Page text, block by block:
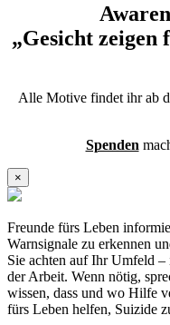
„Gesicht zeigen
Alle Motive findet ihr ab
Spenden
×
Freunde fürs Leben
Warnsignale zu erkennen
Sie achten auf Ihr Umfeld
der Arbeit. Wenn nötig,
wissen, dass und wo Hilfe
fürs Leben helfen, Suizide